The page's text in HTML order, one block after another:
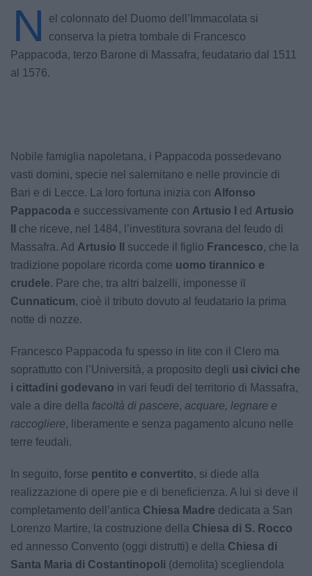
N
el colonnato del Duomo dell’Immacolata si
conserva la pietra tombale di Francesco
Pappacoda, terzo Barone di Massafra, feudatario dal 1511
al 1576.
Nobile famiglia napoletana, i Pappacoda possedevano
vasti domini, specie nel salernitano e nelle provincie di
Bari e di Lecce. La loro fortuna inizia con Alfonso
Pappacoda e successivamente con Artusio I ed Artusio
che riceve, nel 1484, l’investitura sovrana del feudo di
Massafra. Ad Artusio II succede il figlio Francesco, che la
tradizione popolare ricorda come uomo tirannico e
crudele. Pare che, tra altri balzelli, imponesse il
Cunnaticum, cioè il tributo dovuto al feudatario la prima
notte di nozze.
Francesco Pappacoda fu spesso in lite con il Clero ma
soprattutto con l’Università, a proposito degli usi civici che
i cittadini godevano in vari feudi del territorio di Massafra,
vale a dire della facoltà di pascere, acquare, legnare e
raccogliere, liberamente e senza pagamento alcuno nelle
terre feudali.
In seguito, forse pentito e convertito, si diede alla
realizzazione di opere pie e di beneficienza. A lui si deve il
completamento dell’antica Chiesa Madre dedicata a San
Lorenzo Martire, la costruzione della Chiesa di S. Rocco
ed annesso Convento (oggi distrutti) e della Chiesa di
Santa Maria di Costantinopoli (demolita) scegliendola